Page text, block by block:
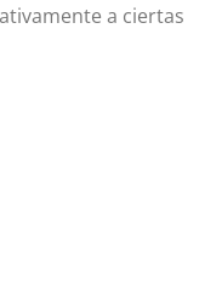
a ciertas